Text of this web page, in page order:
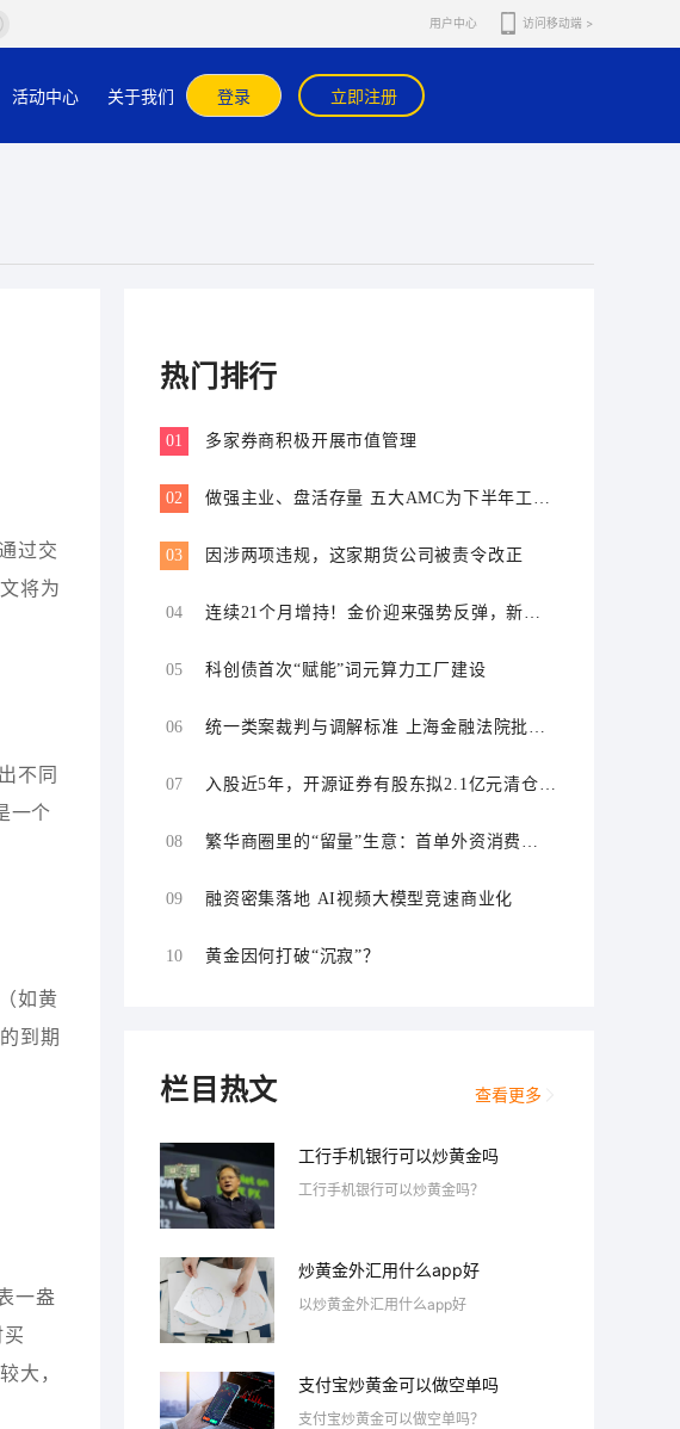
个人信息，若有任何疑问，请在官网或官方APP内咨询在线客服核实。 用户中心 访问移动端 >
活动中心 关于我们 登录 立即注册
过交
将为
不同
一个
如黄
到期
一盎
大，
热门排行
01 多家券商积极开展市值管理
02
做强主业、盘活存量 五大AMC为下半年工作
03
因涉两项违规，这家期货公司被责令改正
04
连续21个月增持！金价迎来强势反弹，新一
05
科创债首次“赋能”词元算力工厂建设
06
统一类案裁判与调解标准 上海金融法院批量
07
入股近5年，开源证券有股东拟2.1亿元清仓离
08
繁华商圈里的“留量”生意：首单外资消费
09
融资密集落地 AI视频大模型竞速商业化
10 黄金因何打破“沉寂”？
栏目热文 查看更多
工行手机银行可以炒黄金吗
工行手机银行可以炒黄金吗？
炒黄金外汇用什么app好
以炒黄金外汇用什么app好
支付宝炒黄金可以做空单吗
支付宝炒黄金可以做空单吗？